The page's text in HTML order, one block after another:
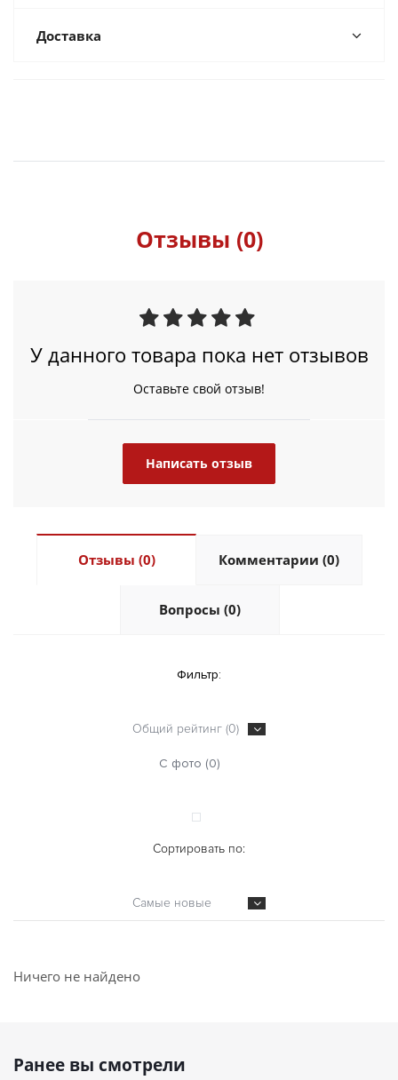
Доставка
Отзывы (0)
У данного товара пока нет отзывов
Оставьте свой отзыв!
Написать отзыв
Отзывы (0) Комментарии (0)
Вопросы (0)
Фильтр:
Общий рейтинг (0)
С фото (0)
Сортировать по:
Самые новые
Ничего не найдено
Ранее вы смотрели